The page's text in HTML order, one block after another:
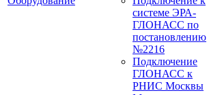
системе ЭРА-
ГЛОНАСС по
постановлению
№2216
Подключение
ГЛОНАСС к
РНИС Москвы